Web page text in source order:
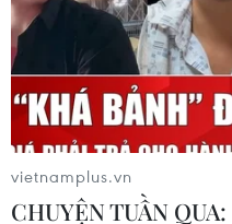
Phó Thủ tướng gửi
vietnamplus.vn
CHUYỆN TUẦN